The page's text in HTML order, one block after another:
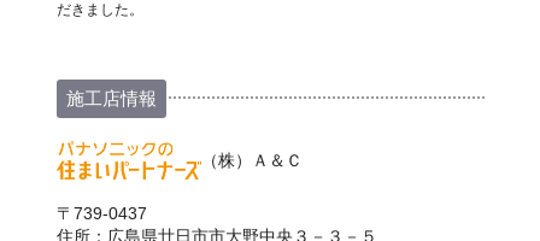
だきました。
施工店情報
（株）Ａ＆Ｃ
〒739-0437
住所：広島県廿日市市大野中央３－３－５